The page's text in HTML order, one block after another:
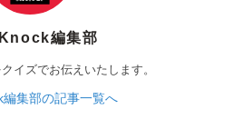
編集部
イズでお伝えいたします。
集部の記事一覧へ